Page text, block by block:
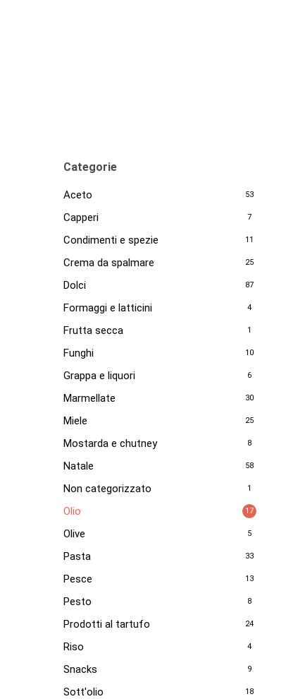
Categorie
Aceto 53
Capperi 7
Condimenti e spezie 11
Crema da spalmare 25
Dolci 87
Formaggi e latticini 4
Frutta secca 1
Funghi 10
Grappa e liquori 6
Marmellate 30
Miele 25
Mostarda e chutney 8
Natale 58
Non categorizzato 1
Olio 17
Olive 5
Pasta 33
Pesce 13
Pesto 8
Prodotti al tartufo 24
Riso 4
Snacks 9
Sott'olio 18